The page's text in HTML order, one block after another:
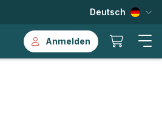
Deutsch
Anmelden